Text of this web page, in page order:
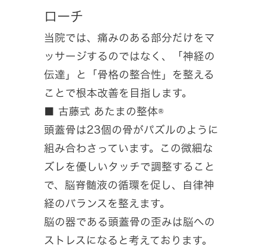
ローチ
当院では、痛みのある部分だけをマ
ッサージするのではなく、「神経の
伝達」と「骨格の整合性」を整える
ことで根本改善を目指します。
■ 古藤式 あたまの整体®
頭蓋骨は23個の骨がパズルのように
組み合わさっています。この微細な
ズレを優しいタッチで調整すること
で、脳脊髄液の循環を促し、自律神
経のバランスを整えます。
脳の器である頭蓋骨の歪みは脳への
ストレスになると考えております。